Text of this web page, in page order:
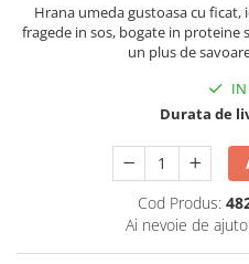
Hrana umeda gustoasa cu
fragede in sos, bogate in proteine
un plus de
IN
Durata de
Cod Produs:
Ai nevoie de